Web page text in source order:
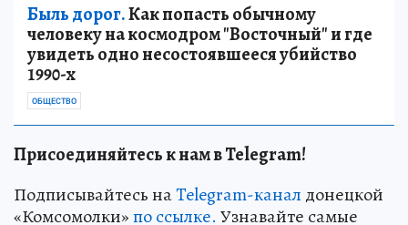
Быль дорог.Как попасть обычному
человеку на космодром "Восточный" и где
увидеть одно несостоявшееся убийство
1990-х
ОБЩЕСТВО
Присоединяйтесь к нам в Telegram!
Подписывайтесь наTelegram-канал донецкой
«Комсомолки»по ссылке. Узнавайте самые